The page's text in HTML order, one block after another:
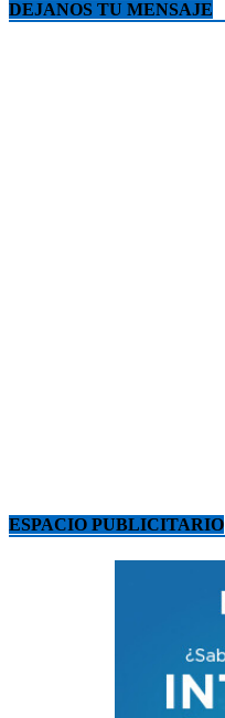
DEJANOS TU MENSAJE
ESPACIO PUBLICITARIO